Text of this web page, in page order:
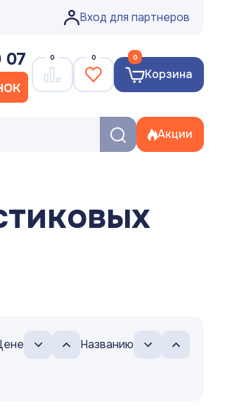
Вход для партнеров
07 0 0
Корзина
0
Акции
Названию